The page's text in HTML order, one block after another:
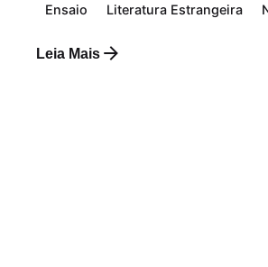
Ensaio Literatura Estrangeira
Leia Mais